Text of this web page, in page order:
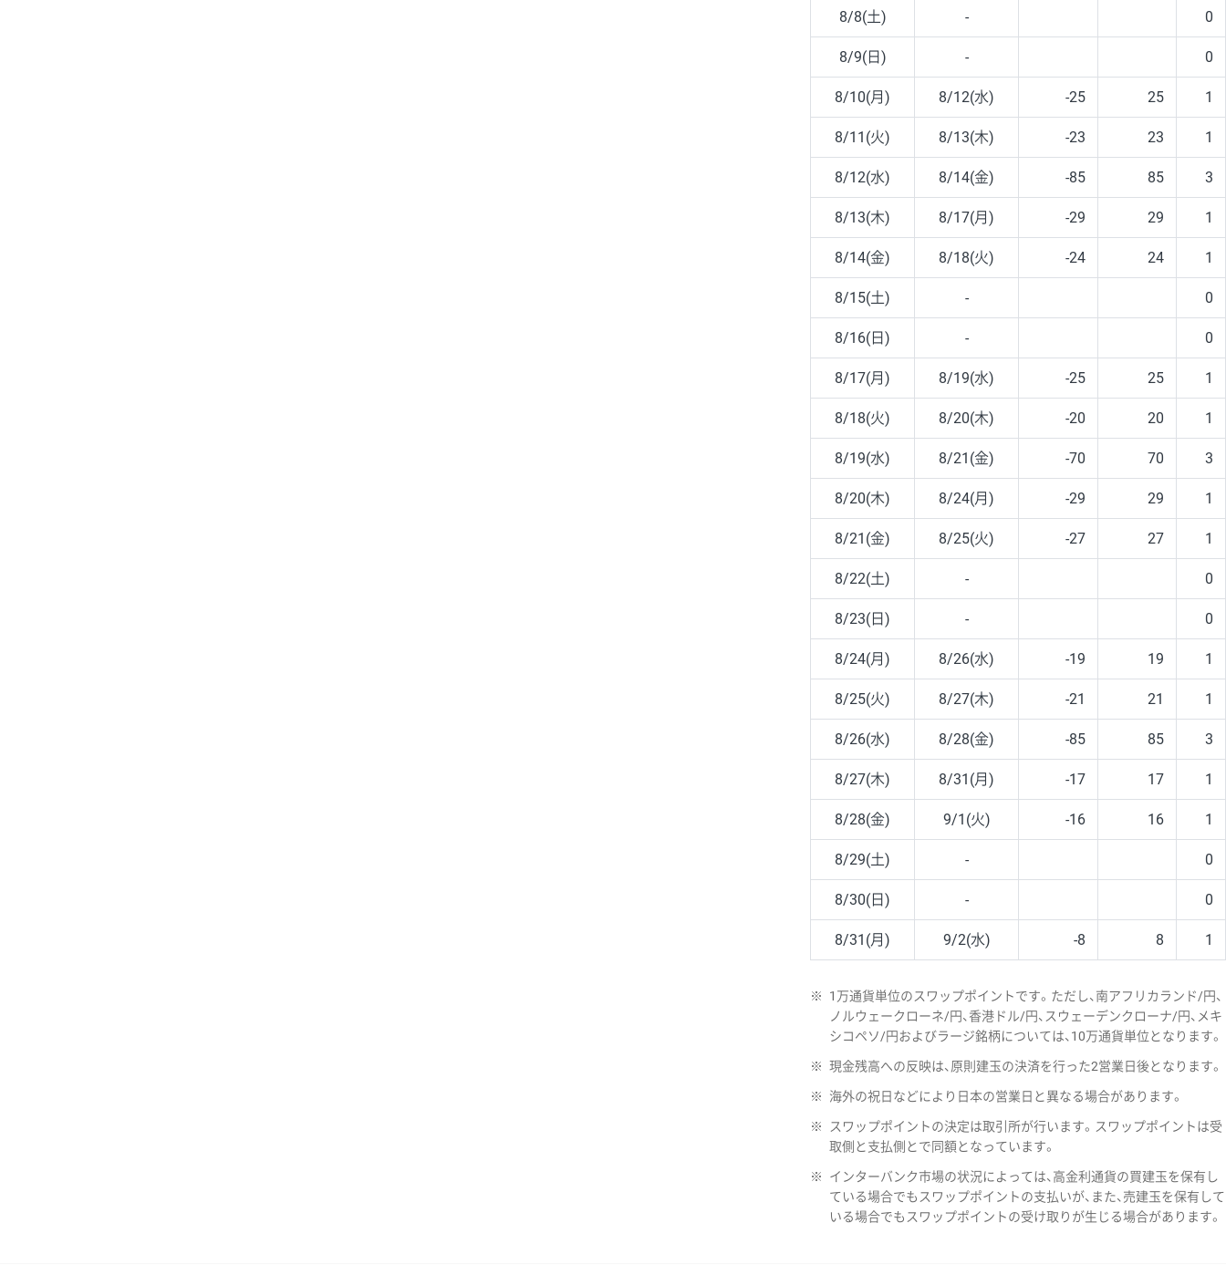
8/8(土) - 0
8/9(日) - 0
8/10(月) 8/12(水) -25 25 1
8/11(火) 8/13(木) -23 23 1
8/12(水) 8/14(金) -85 85 3
8/13(木) 8/17(月) -29 29 1
8/14(金) 8/18(火) -24 24 1
8/15(土) - 0
8/16(日) - 0
8/17(月) 8/19(水) -25 25 1
8/18(火) 8/20(木) -20 20 1
8/19(水) 8/21(金) -70 70 3
8/20(木) 8/24(月) -29 29 1
8/21(金) 8/25(火) -27 27 1
8/22(土) - 0
8/23(日) - 0
8/24(月) 8/26(水) -19 19 1
8/25(火) 8/27(木) -21 21 1
8/26(水) 8/28(金) -85 85 3
8/27(木) 8/31(月) -17 17 1
8/28(金) 9/1(火) -16 16 1
8/29(土) - 0
8/30(日) - 0
8/31(月) 9/2(水) -8 8 1
※
1万通貨単位のスワップポイントです。ただし、南アフリカランド/円、
ノルウェークローネ/円、香港ドル/円、スウェーデンクローナ/円、メキ
シコペソ/円およびラージ銘柄については、10万通貨単位となります。
※ 現金残高への反映は、原則建玉の決済を行った2営業日後となります。
※ 海外の祝日などにより日本の営業日と異なる場合があります。
※
スワップポイントの決定は取引所が行います。スワップポイントは受
取側と支払側とで同額となっています。
※
インターバンク市場の状況によっては、高金利通貨の買建玉を保有し
ている場合でもスワップポイントの支払いが、また、売建玉を保有して
いる場合でもスワップポイントの受け取りが生じる場合があります。